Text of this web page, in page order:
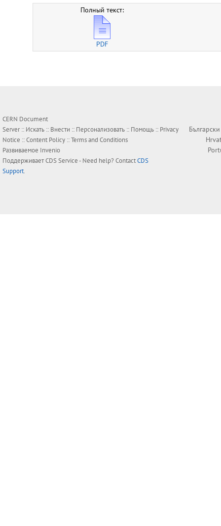
Полный текст:
PDF
CERN Document
Server :: Искать :: Внести :: Персонализовать :: Помощь :: Privacy
Notice ::Content Policy ::Terms and Conditions
Развиваемое Invenio
ПоддерживаетCDS Service- Need help? ContactCDS
Support.
Български